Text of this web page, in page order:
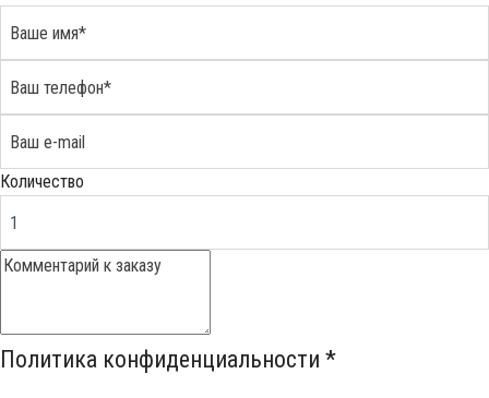
Количество
Политика конфиденциальности *